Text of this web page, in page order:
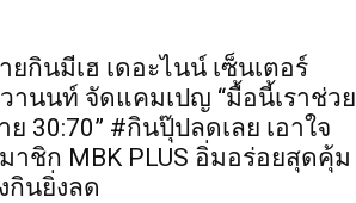
ยกินมีเฮ เดอะไนน์ เซ็นเตอร์
านนท์ จัดแคมเปญ “มื้อนี้เราช่วย
ย 30:70” #กินปุ๊ปลดเลย เอาใจ
าชิก MBK PLUS อิ่มอร่อยสุดคุ้ม
กินยิ่งลด